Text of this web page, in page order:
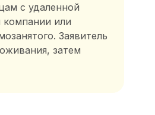
с удаленной
или
Заявитель
затем